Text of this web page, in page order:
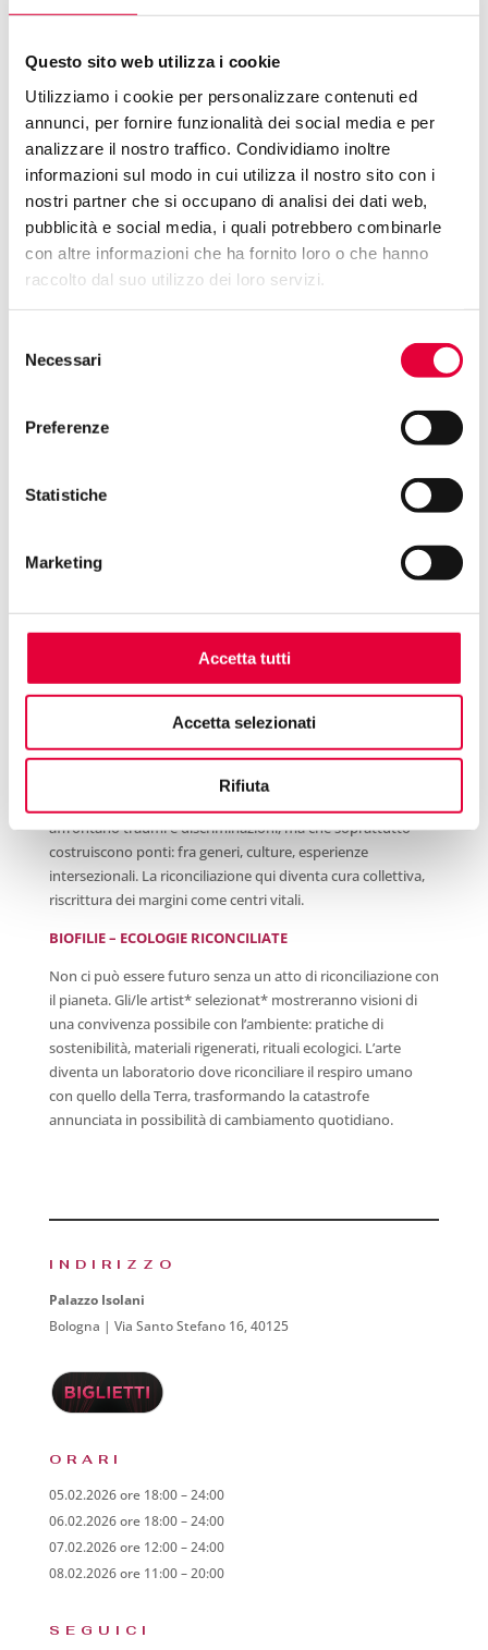
Questo sito web utilizza i cookie
Utilizziamo i cookie per personalizzare contenuti ed
annunci, per fornire funzionalità dei social media e per
analizzare il nostro traffico. Condividiamo inoltre
informazioni sul modo in cui utilizza il nostro sito con i
nostri partner che si occupano di analisi dei dati web,
pubblicità e social media, i quali potrebbero combinarle
con altre informazioni che ha fornito loro o che hanno
raccolto dal suo utilizzo dei loro servizi.
delNecessari
Preferenze
Statistiche
Marketing
Accetta tutti
Accetta selezionati
Rifiuta
Una fotografia delle gallerie che lavorano con artist* capaci
occultare il conflitto, ma di attraversarlo per generare nuove
forme di comunità. Le realtà selezionate racconteranno
l’arte come pratica di
healing
(guarigione) e rigenerazione,
mostrando come il gesto artistico possa farsi spazio
comune, luogo dove riscrivere narrazioni interrotte e aprire
dialoghi inattesi.
GENERATION(Z) – FUTURI PLURALI
climatica, pandemie e diseguaglianze, sono anche quelle più
abili nell’intessere relazioni ibride e transnazionali. Questa
la riconciliazione attraverso la fluidità identitaria, l’attivismo
digitale, le comunità decentralizzate. Non solo testimoni del
radici e mutazioni, analogico e virtuale, locale e globale.
FEMINISMS – CORPI IN DIALOGO
I femminismi – al plurale – restano fondamentali per
ripensare relazioni di potere, storie non dette e genealogie
affrontano traumi e discriminazioni, ma che soprattutto
costruiscono ponti: fra generi, culture, esperienze
intersezionali. La riconciliazione qui diventa cura collettiva,
riscrittura dei margini come centri vitali.
BIOFILIE – ECOLOGIE RICONCILIATE
Non ci può essere futuro senza un atto di riconciliazione con
il pianeta. Gli/le artist* selezionat* mostreranno visioni di
una convivenza possibile con l’ambiente: pratiche di
sostenibilità, materiali rigenerati, rituali ecologici. L’arte
diventa un laboratorio dove riconciliare il respiro umano
con quello della Terra, trasformando la catastrofe
annunciata in possibilità di cambiamento quotidiano.
INDIRIZZO
Palazzo Isolani
Bologna | Via Santo Stefano 16, 40125
ORARI
05.02.2026 ore 18:00 – 24:00
06.02.2026 ore 18:00 – 24:00
07.02.2026 ore 12:00 – 24:00
08.02.2026 ore 11:00 – 20:00
SEGUICI